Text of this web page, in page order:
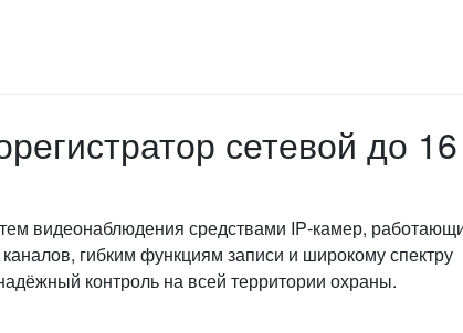
сетевой до 16
видеонаблюдения средствами IP‑камер,
гибким функциям записи и широкому спектру
контроль на всей территории охраны.